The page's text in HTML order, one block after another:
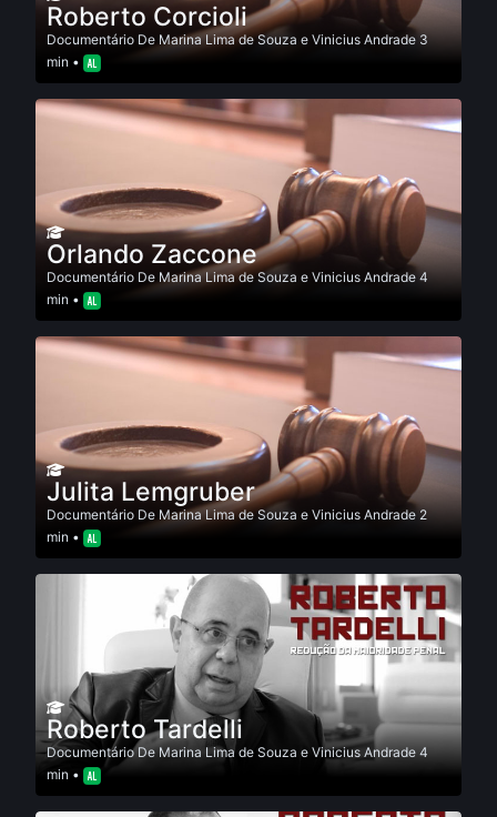
Roberto Corcioli
Documentário De Marina Lima de Souza e Vinicius Andrade 3
min •
Orlando Zaccone
Documentário De Marina Lima de Souza e Vinicius Andrade 4
min •
Julita Lemgruber
Documentário De Marina Lima de Souza e Vinicius Andrade 2
min •
Roberto Tardelli
DocumentárioDeMarina Lima de Souza e Vinicius Andrade4
min •